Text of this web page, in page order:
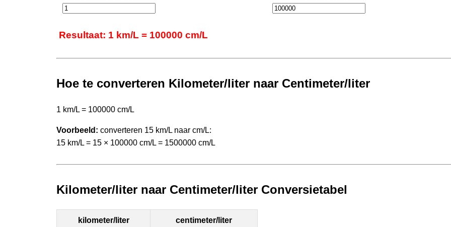
Resultaat: 1 km/L = 100000 cm/L
Hoe te converteren Kilometer/liter naar Centimeter/liter
1 km/L = 100000 cm/L
Voorbeeld: converteren 15 km/L naar cm/L:
15 km/L = 15 × 100000 cm/L = 1500000 cm/L
Kilometer/liter naar Centimeter/liter Conversietabel
kilometer/liter centimeter/liter